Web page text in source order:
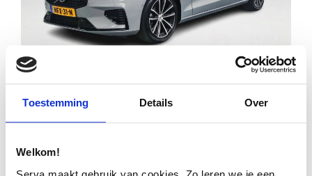
Toestemming Details Over
Welkom!
€ 38.995
DARK | 360° CAMERA | HARMAN KARDON |
STOEL- EN STUURVERWARMING | TREKHAAK